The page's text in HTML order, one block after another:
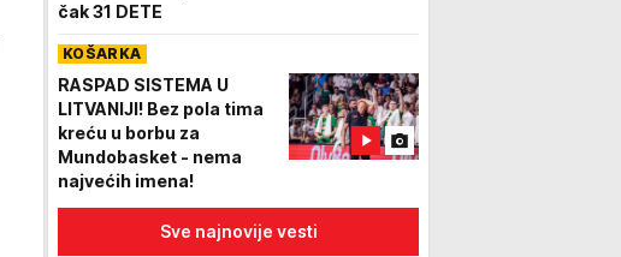
čak 31 DETE
KOŠARKA
RASPAD SISTEMA U
LITVANIJI! Bez pola tima
kreću u borbu za
Mundobasket - nema
najvećih imena!
Sve najnovije vesti